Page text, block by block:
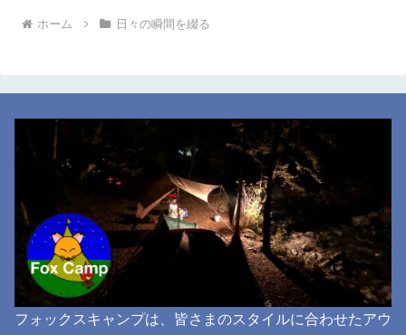
ホーム 日々の瞬間を綴る
フォックスキャンプは、皆さまのスタイルに合わせたアウ